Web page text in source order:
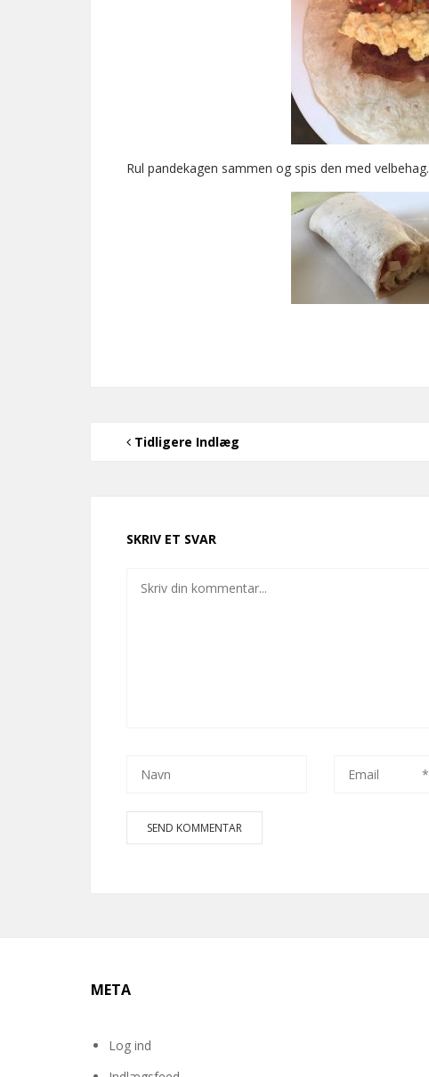
Rul pandekagen sammen og spis den med velbehag.
Tidligere Indlæg
SKRIV ET SVAR
META
Log ind